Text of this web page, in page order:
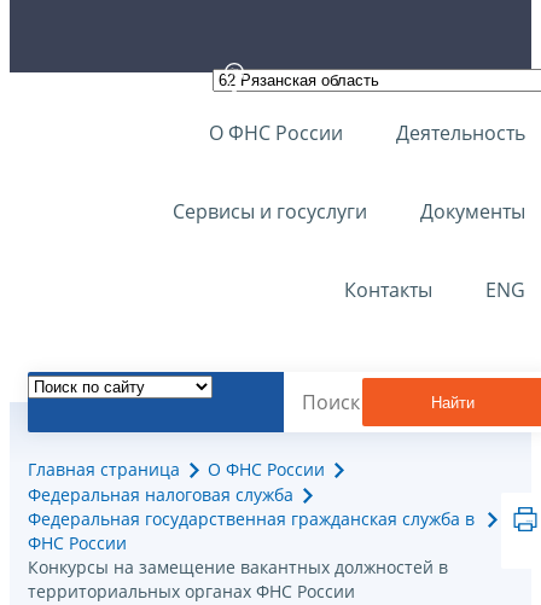
О ФНС России Деятельность
Сервисы и госуслуги Документы
Контакты ENG
Найти
Главная страница
О ФНС России
Федеральная налоговая служба
Федеральная государственная гражданская служба в
ФНС России
Конкурсы на замещение вакантных должностей в
территориальных органах ФНС России